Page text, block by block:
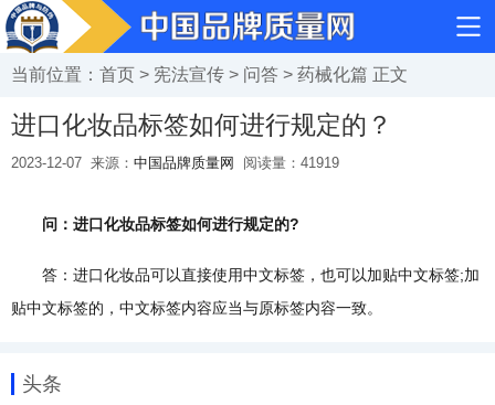
当前位置： 首页 > 宪法宣传 > 问答 > 药械化篇 正文
进口化妆品标签如何进行规定的？
2023-12-07 来源： 中国品牌质量网 阅读量： 41919
问：进口化妆品标签如何进行规定的?
答：进口化妆品可以直接使用中文标签，也可以加贴中文标签;加
贴中文标签的，中文标签内容应当与原标签内容一致。
头条